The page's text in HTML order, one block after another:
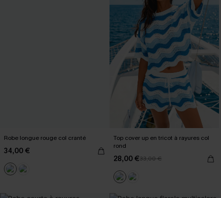
Robe longue rouge col cranté
34,00 €
Top cover up en tricot à rayures col
rond
28,00 €33,00 €